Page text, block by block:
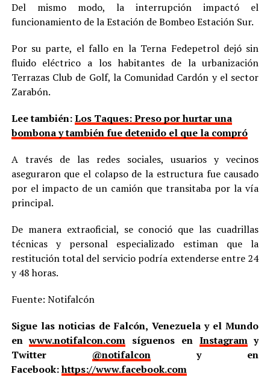
Del mismo modo, la interrupción impactó el
funcionamiento de la Estación de Bombeo Estación Sur.
Por su parte, el fallo en la Terna Fedepetrol dejó sin
fluido eléctrico a los habitantes de la urbanización
Terrazas Club de Golf, la Comunidad Cardón y el sector
Zarabón.
Lee también:Los Taques: Preso por hurtar una
bombona y también fue detenido el que la compró
A través de las redes sociales, usuarios y vecinos
aseguraron que el colapso de la estructura fue causado
por el impacto de un camión que transitaba por la vía
principal.
De manera extraoficial, se conoció que las cuadrillas
técnicas y personal especializado estiman que la
restitución total del servicio podría extenderse entre 24
y 48 horas.
Fuente: Notifalcón
Sigue las noticias de Falcón, Venezuela y el Mundo
enwww.notifalcon.com síguenos en Instagramy
Twitter @notifalcony en
Facebook:https://www.facebook.com